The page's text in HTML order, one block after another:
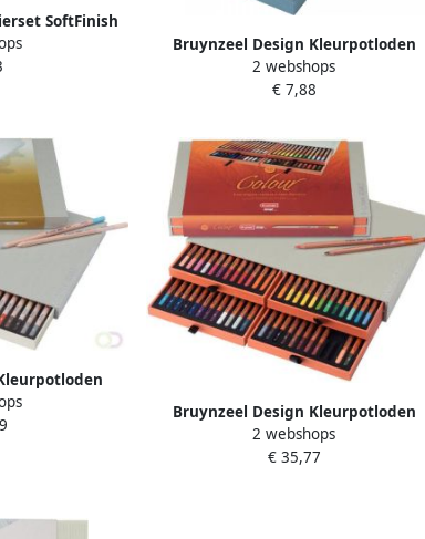
SoftFinish
6
Bruynzeel Design Kleurpotloden
Bruynzeel 8835 Design aquarel
12stuks assort
2 webshops
€ 7,88
pastel 24stuks
Bruynzeel Design Kleurpotloden
Bruynzeel Colour box 48stuks assorti
2 webshops
€ 35,77